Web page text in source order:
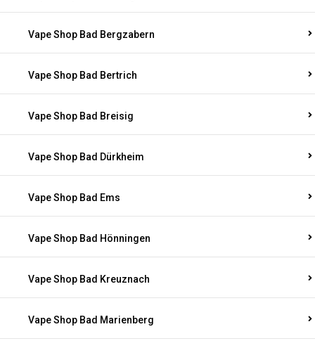
Vape Shop Bad Bergzabern
Vape Shop Bad Bertrich
Vape Shop Bad Breisig
Vape Shop Bad Dürkheim
Vape Shop Bad Ems
Vape Shop Bad Hönningen
Vape Shop Bad Kreuznach
Vape Shop Bad Marienberg